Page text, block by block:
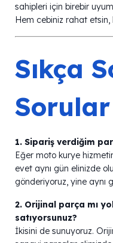
sahipleri için birebir
Hem cebiniz rahat etsin,
Sıkça
Sorular
1. Sipariş verdiğim
Eğer moto kurye
evet aynı gün elinizde
gönderiyoruz, yine aynı
2. Orijinal parça mı
satıyorsunuz?
İkisini de sunuyoruz.